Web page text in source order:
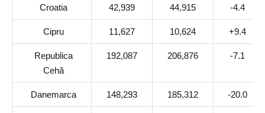
Croatia 42,939 44,915 -4.4
Cipru 11,627 10,624 +9.4
Republica
Cehă
192,087 206,876 -7.1
Danemarca 148,293 185,312 -20.0